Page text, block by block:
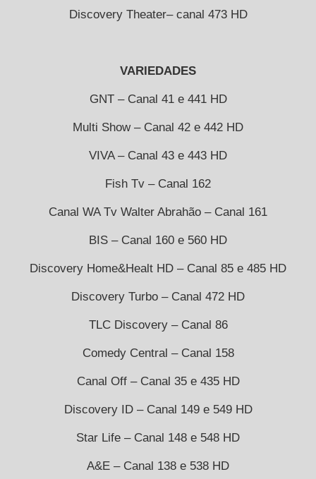
Discovery Theater– canal 473 HD
VARIEDADES
GNT – Canal 41 e 441 HD
Multi Show – Canal 42 e 442 HD
VIVA – Canal 43 e 443 HD
Fish Tv – Canal 162
Canal WA Tv Walter Abrahão – Canal 161
BIS – Canal 160 e 560 HD
Discovery Home&Healt HD – Canal 85 e 485 HD
Discovery Turbo – Canal 472 HD
TLC Discovery – Canal 86
Comedy Central – Canal 158
Canal Off – Canal 35 e 435 HD
Discovery ID – Canal 149 e 549 HD
Star Life – Canal 148 e 548 HD
A&E – Canal 138 e 538 HD